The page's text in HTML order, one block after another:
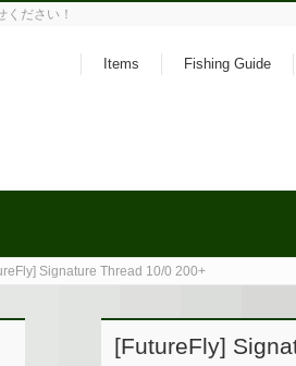
ださい！
Items Fishing Guide
Signature Thread 10/0 200+
[FutureFly]